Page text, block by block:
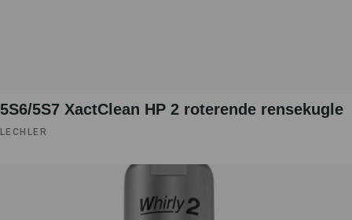
5S6/5S7 XactClean HP 2 roterende rensekugle
LECHLER